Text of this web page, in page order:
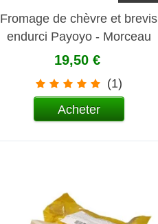
Fromage de chèvre et brevis
endurci Payoyo - Morceau
19,50 €
(1)
Acheter